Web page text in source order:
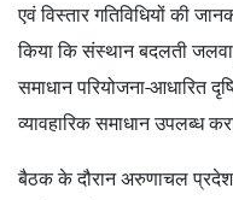
एवं विस्तार गतिविधियों की
किया कि संस्थान बदलती
समाधान परियोजना-आधारित
व्यावहारिक समाधान उपलब्ध
बैठक के दौरान अरुणाचल